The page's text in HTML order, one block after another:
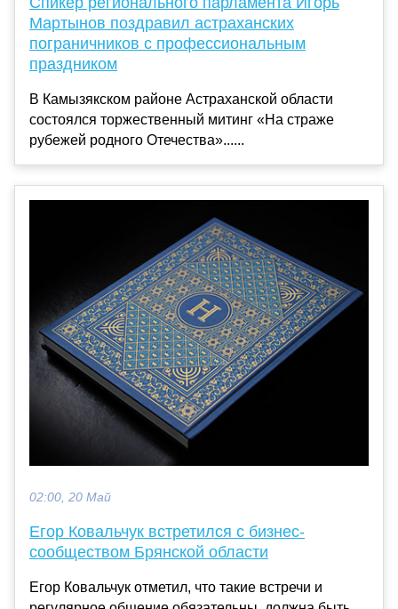
Мартынов поздравил астраханских
пограничников с профессиональным
праздником
В Камызякском районе Астраханской области
состоялся торжественный митинг «На страже
рубежей родного Отечества»......
02:00, 20 Май
Егор Ковальчук встретился с бизнес-
сообществом Брянской области
Егор Ковальчук отметил, что такие встречи и